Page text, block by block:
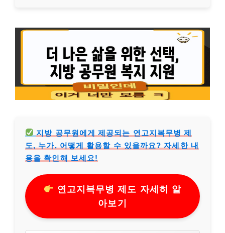
지방 공무원에게 제공되는 연고지복무병 제
도, 누가, 어떻게 활용할 수 있을까요? 자세한 내
용을 확인해 보세요!
연고지복무병 제도 자세히 알
아보기